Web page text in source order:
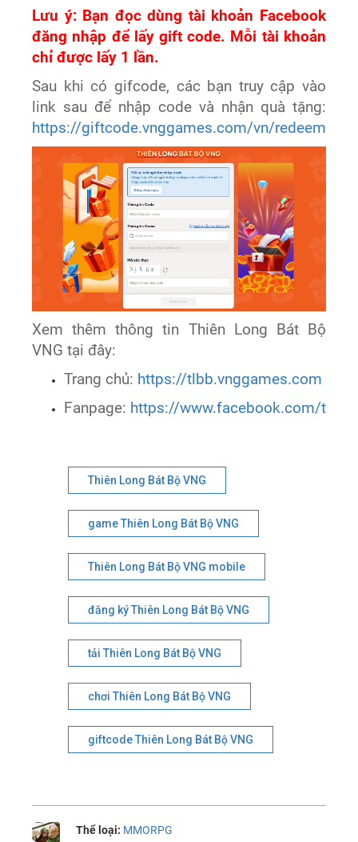
Lưu ý: Bạn đọc dùng tài khoản Facebook
đăng nhập để lấy gift code. Mỗi tài khoản
chỉ được lấy 1 lần.
Sau khi có gifcode, các bạn truy cập vào
link sau để nhập code và nhận quà tặng:
https://giftcode.vnggames.com/vn/redeem/
Xem thêm thông tin Thiên Long Bát Bộ
VNG tại đây:
Trang chủ: https://tlbb.vnggames.com
Fanpage: https://www.facebook.com/
Thiên Long Bát Bộ VNG
game Thiên Long Bát Bộ VNG
Thiên Long Bát Bộ VNG mobile
đăng ký Thiên Long Bát Bộ VNG
tải Thiên Long Bát Bộ VNG
chơi Thiên Long Bát Bộ VNG
giftcode Thiên Long Bát Bộ VNG
Thể loại: MMORPG